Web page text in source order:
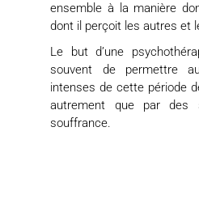
ensemble à la manière
dont il perçoit les autres et
Le but d’une
souvent de permettre
intenses de cette période
autrement que par des
souffrance.